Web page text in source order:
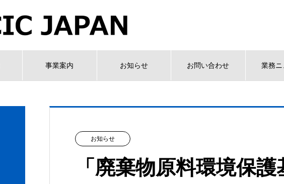
事業案内 お知らせ お問い合わせ 業務
お知らせ
「廃棄物原料環境保